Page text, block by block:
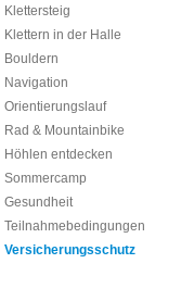
Klettersteig
Klettern in der Halle
Bouldern
Navigation
Orientierungslauf
Rad & Mountainbike
Höhlen entdecken
Sommercamp
Gesundheit
Teilnahmebedingungen
Versicherungsschutz